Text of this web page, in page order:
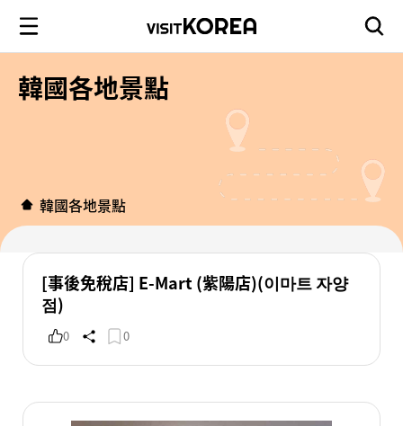
韓國各地景點
韓國各地景點
[事後免稅店] E-Mart (紫陽店)(이마트 자양
점)
0 0